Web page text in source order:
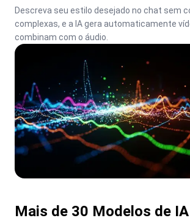
Descreva seu estilo desejado no chat sem
complexas, e a IA gera automaticamente
combinam com o áudio.
Mais de 30 Modelos de IA